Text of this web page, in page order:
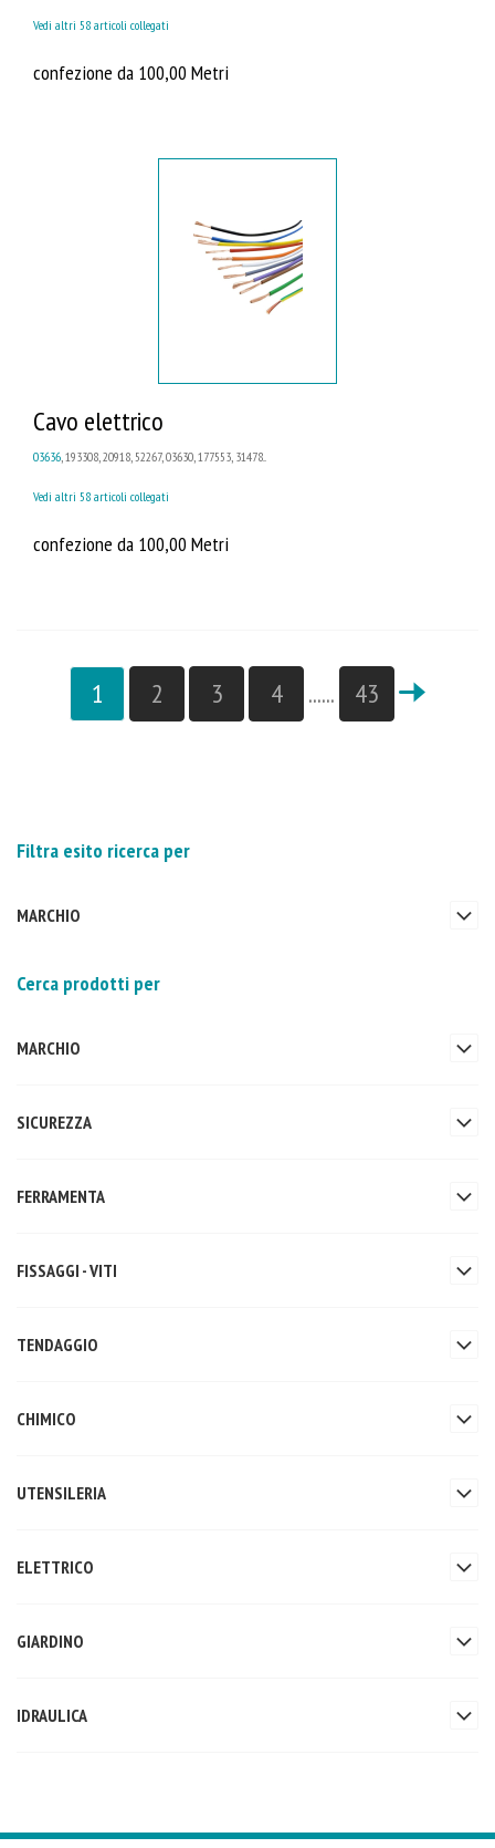
Vedi altri 58 articoli collegati
confezione da 100,00 Metri
Cavo elettrico
03636, 193308, 20918, 52267, 03630, 177553, 31478...
Vedi altri 58 articoli collegati
confezione da 100,00 Metri
1 2 3 4 ...... 43
Filtra esito ricerca per
MARCHIO
Cerca prodotti per
MARCHIO
SICUREZZA
FERRAMENTA
FISSAGGI - VITI
TENDAGGIO
CHIMICO
UTENSILERIA
ELETTRICO
GIARDINO
IDRAULICA